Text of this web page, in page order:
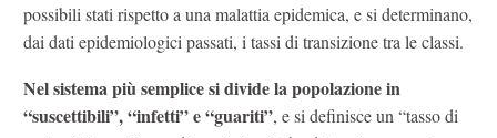
possibili stati rispetto a una malattia epidemica, e si determinano,
dai dati epidemiologici passati, i tassi di transizione tra le classi.
Nel sistema più semplice si divide la popolazione in
“suscettibili”, “infetti” e “guariti”, e si definisce un “tasso di